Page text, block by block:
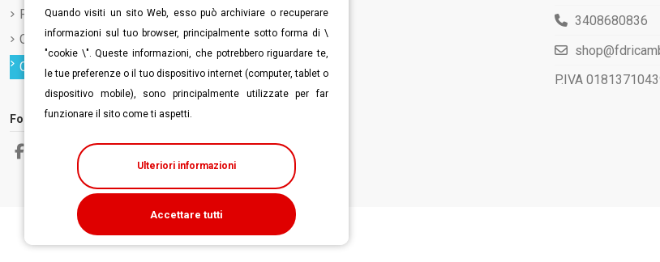
Privacy Policy
Cookie Policy
Controlla la tua privacy
3408680836
P.IVA
Follow us
Quando visiti un sito Web, esso può archiviare o recuperare
informazioni sul tuo browser, principalmente sotto forma di \
"cookie \". Queste informazioni, che potrebbero riguardare te,
le tue preferenze o il tuo dispositivo internet (computer, tablet o
dispositivo mobile), sono principalmente utilizzate per far
funzionare il sito come ti aspetti.
Ulteriori informazioni
Accettare tutti